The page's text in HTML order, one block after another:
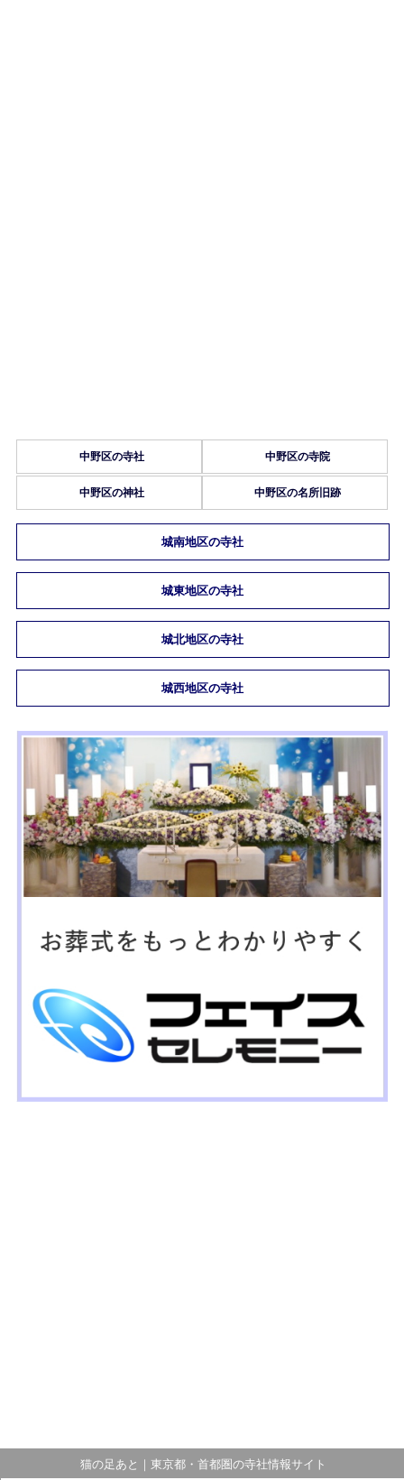
中野区の寺社 中野区の寺院
中野区の神社 中野区の名所旧跡
城南地区の寺社
城東地区の寺社
城北地区の寺社
城西地区の寺社
猫の足あと｜東京都・首都圏の寺社情報サイト